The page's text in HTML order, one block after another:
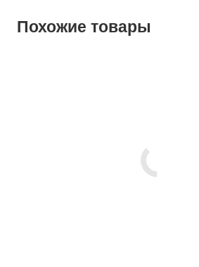
Похожие товары